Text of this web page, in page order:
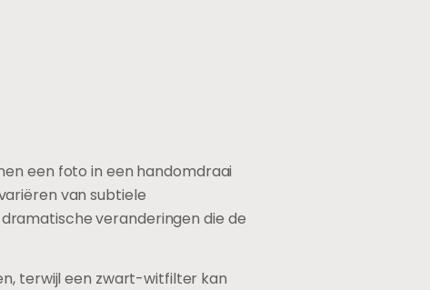
een foto in een handomdraai
van subtiele
veranderingen die de
terwijl een zwart-witfilter kan